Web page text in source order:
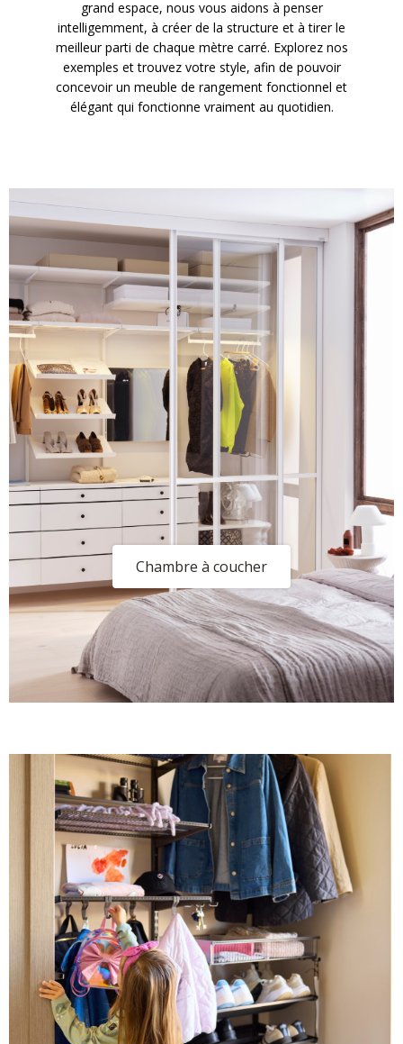
grand espace, nous vous aidons à penser
intelligemment, à créer de la structure et à tirer le
meilleur parti de chaque mètre carré. Explorez nos
exemples et trouvez votre style, afin de pouvoir
concevoir un meuble de rangement fonctionnel et
élégant qui fonctionne vraiment au quotidien.
Chambre à coucher